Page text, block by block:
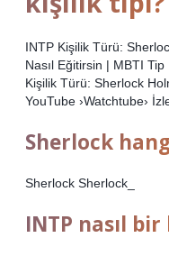
INTP Kişilik Türü:
Nasıl Eğitirsin | MBTI
Kişilik Türü: Sherlock
YouTube ›Watchtube›
Sherlock
Sherlock Sherlock_
INTP nasıl